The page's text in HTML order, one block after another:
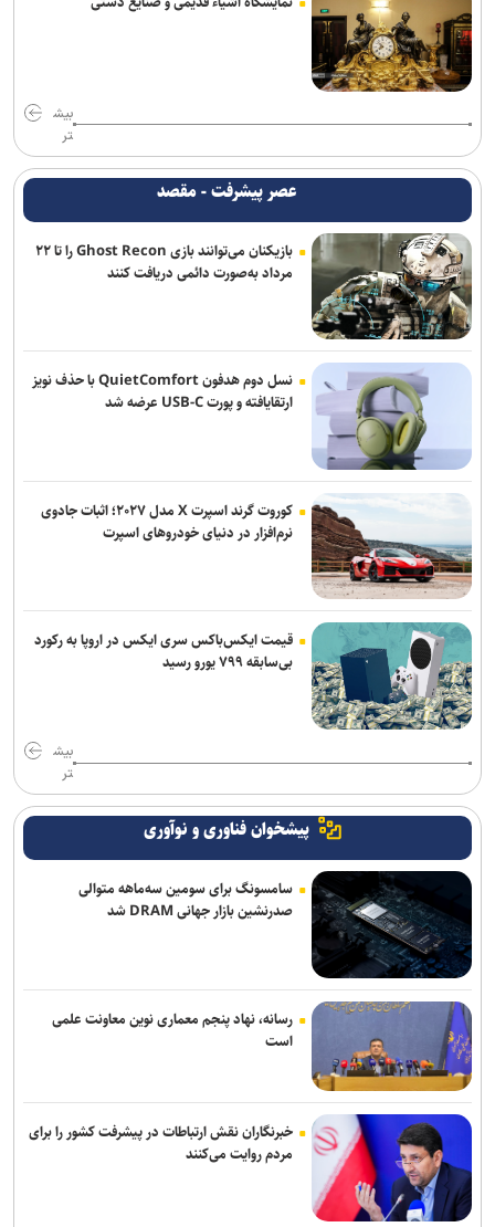
ناکامی نماینده ایران در مسابقات ورزش های خیابانی
انتصاب سرپرست جدید فدراسیون ورزش کارگری
تساوی پرسپولیس و آلومینیوم در دیدار دوستانه/ تیم تارتار بالاخره گل
خورد
بازگشت خلیفه و گودرزی به تمرینات آلومینیوم
اژدهاکش به پرسپولیس پیوست
شکاری به پیکان پیوست
ادامه خریدهای خطیبی از تیم سابق/ نصیری به فجرسپاسی پیوست
بیش
تر
عصر پیشرفت - مقصد
بازیکنان می‌توانند بازی Ghost Recon را تا ۲۲
مرداد به‌صورت دائمی دریافت کنند
نسل دوم هدفون QuietComfort با حذف نویز
ارتقایافته و پورت USB-C عرضه شد
کوروت گرند اسپرت X مدل ۲۰۲۷؛ اثبات جادوی
نرم‌افزار در دنیای خودروهای اسپرت
قیمت ایکس‌باکس سری ایکس در اروپا به رکورد
بی‌سابقه ۷۹۹ یورو رسید
بیش
تر
پیشخوان فناوری و نوآوری
سامسونگ برای سومین سه‌ماهه متوالی
صدرنشین بازار جهانی DRAM شد
رسانه، نهاد پنجم معماری نوین معاونت علمی
است
خبرنگاران نقش ارتباطات در پیشرفت کشور را برای
مردم روایت می‌کنند